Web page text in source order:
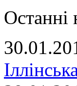
Останні